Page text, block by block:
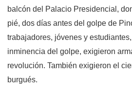
balcón del Palacio Presidencial,
pié, dos días antes del golpe de
trabajadores, jóvenes y
inminencia del golpe, exigieron
revolución. También exigieron el
burgués.